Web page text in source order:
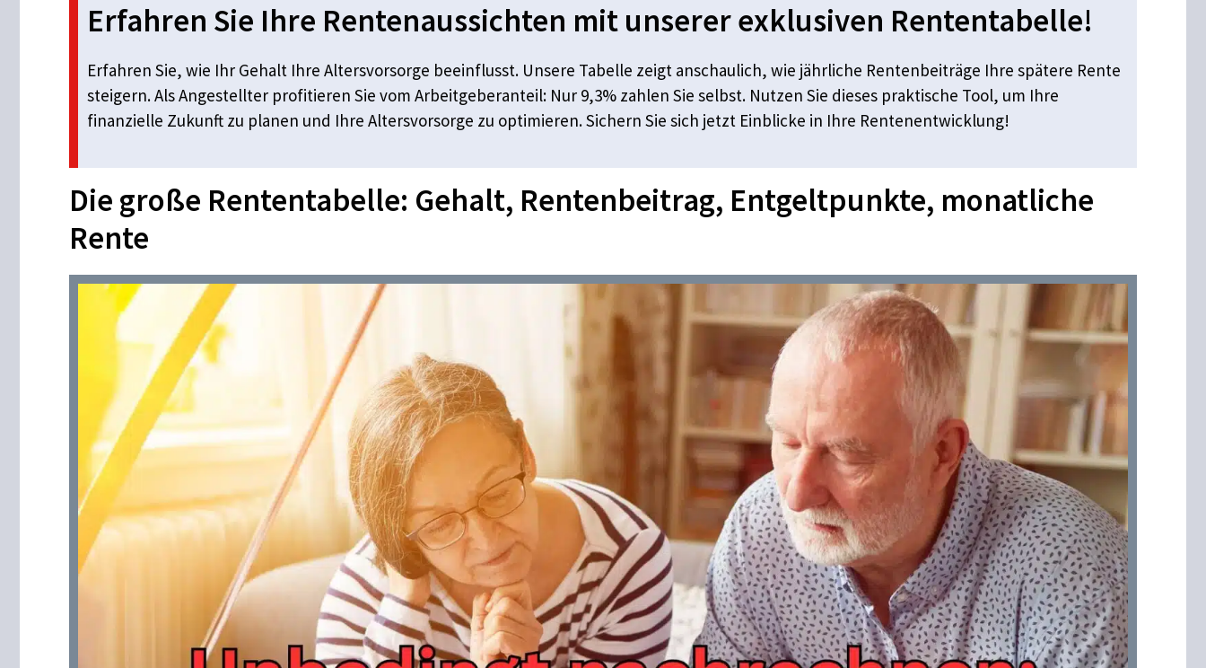
Erfahren Sie Ihre Rentenaussichten mit unserer exklusiven Rententabelle!
Erfahren Sie, wie Ihr Gehalt Ihre Altersvorsorge beeinflusst. Unsere Tabelle zeigt anschaulich, wie jährliche Rentenbeiträge Ihre spätere Rente
steigern. Als Angestellter profitieren Sie vom Arbeitgeberanteil: Nur 9,3% zahlen Sie selbst. Nutzen Sie dieses praktische Tool, um Ihre
finanzielle Zukunft zu planen und Ihre Altersvorsorge zu optimieren. Sichern Sie sich jetzt Einblicke in Ihre Rentenentwicklung!
Die große Rententabelle: Gehalt, Rentenbeitrag, Entgeltpunkte, monatliche
Rente